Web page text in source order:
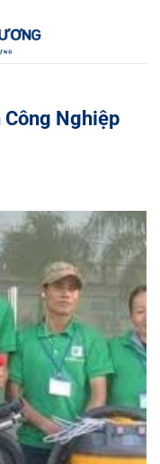
Công Nghiệp